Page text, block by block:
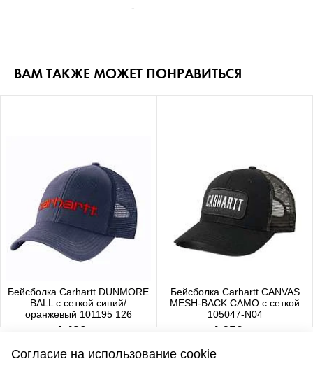
-
ВАМ ТАКЖЕ МОЖЕТ ПОНРАВИТЬСЯ
Бейсболка Carhartt DUNMORE
BALL с сеткой синий/
оранжевый 101195 126
4 480 р.
Бейсболка Carhartt CANVAS
MESH-BACK CAMO с сеткой
105047-N04
4 650 р.
Согласие на использование cookie